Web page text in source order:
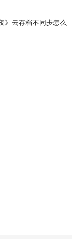
》云存档不同步怎么